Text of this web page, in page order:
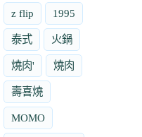
z flip 1995
泰式 火鍋
燒肉' 燒肉
壽喜燒
MOMO